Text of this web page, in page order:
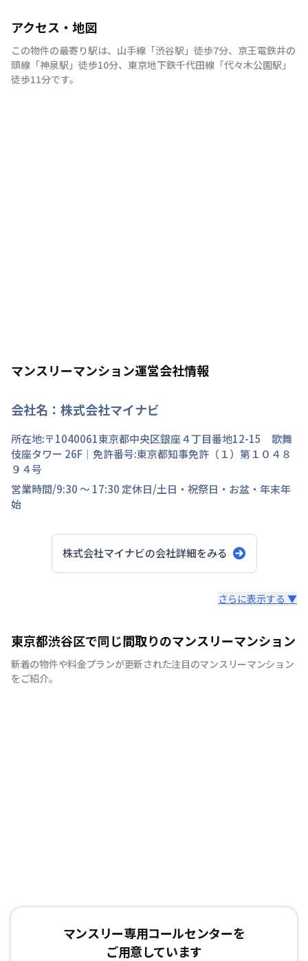
アクセス・地図
この物件の最寄り駅は、 山手線 「渋谷駅 」 徒歩7分、 京王電鉄井の
頭線 「神泉駅 」 徒歩10分、 東京地下鉄千代田線 「代々木公園駅 」
徒歩11分です。
マンスリーマンション運営会社情報
会社名： 株式会社マイナビ
所在地:〒1040061東京都中央区銀座４丁目番地12-15 歌舞
伎座タワー 26F ｜免許番号:東京都知事免許（１）第１０４８
９４号
営業時間/9:30 ～ 17:30 定休日/土日・祝祭日・お盆・年末年
始
株式会社マイナビの会社詳細をみる
快適で安心な住まいをご提供。入居者様の住み心地と健康
を考え、専門部隊がお部屋を厳選！入居者満足度97％！
さらに表示する ▼
東京都渋谷区で同じ間取りのマンスリーマンション
新着の物件や料金プランが更新された注目のマンスリーマンション
をご紹介。
マンスリー専用コールセンターを
ご用意しています